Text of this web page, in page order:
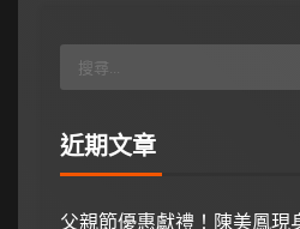
近期文章
父親節優惠獻禮！陳美鳳